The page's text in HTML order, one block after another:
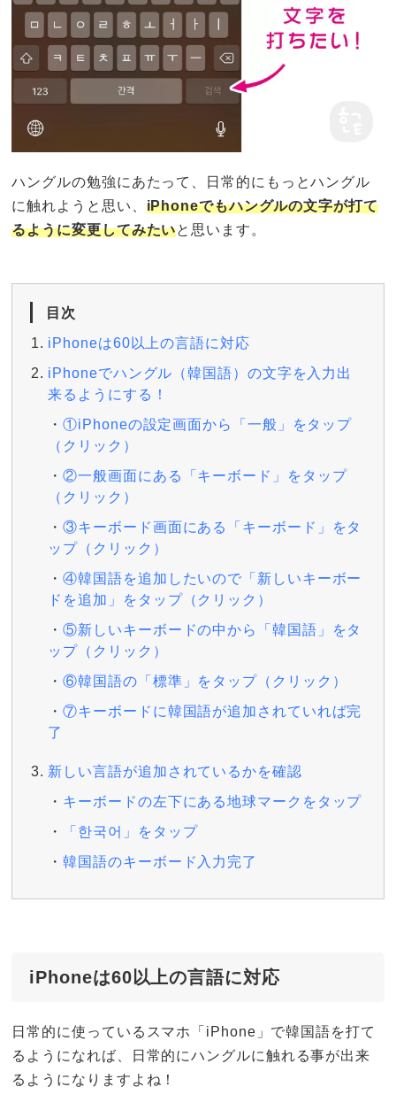
ハングルの勉強にあたって、日常的にもっとハングル
に触れようと思い、 iPhoneでもハングルの文字が打て
るように変更してみたいと思います。
目次
iPhoneは60以上の言語に対応
iPhoneでハングル（韓国語）の文字を入力出
来るようにする！
①iPhoneの設定画面から「一般」をタップ
（クリック）
②一般画面にある「キーボード」をタップ
（クリック）
③キーボード画面にある「キーボード」をタ
ップ（クリック）
④韓国語を追加したいので「新しいキーボー
ドを追加」をタップ（クリック）
⑤新しいキーボードの中から「韓国語」をタ
ップ（クリック）
⑥韓国語の「標準」をタップ（クリック）
⑦キーボードに韓国語が追加されていれば完
了
新しい言語が追加されているかを確認
キーボードの左下にある地球マークをタップ
「한국어」をタップ
韓国語のキーボード入力完了
iPhoneは60以上の言語に対応
日常的に使っているスマホ「iPhone」で韓国語を打て
るようになれば、日常的にハングルに触れる事が出来
るようになりますよね！